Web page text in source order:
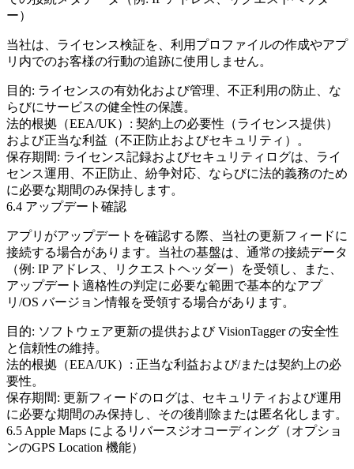
ー）
当社は、ライセンス検証を、利用プロファイルの作成やアプ
リ内でのお客様の行動の追跡に使用しません。
目的: ライセンスの有効化および管理、不正利用の防止、な
らびにサービスの健全性の保護。
法的根拠（EEA/UK）: 契約上の必要性（ライセンス提供）
および正当な利益（不正防止およびセキュリティ）。
保存期間: ライセンス記録およびセキュリティログは、ライ
センス運用、不正防止、紛争対応、ならびに法的義務のため
に必要な期間のみ保持します。
6.4 アップデート確認
アプリがアップデートを確認する際、当社の更新フィードに
接続する場合があります。当社の基盤は、通常の接続データ
（例: IP アドレス、リクエストヘッダー）を受領し、また、
アップデート適格性の判定に必要な範囲で基本的なアプ
リ/OS バージョン情報を受領する場合があります。
目的: ソフトウェア更新の提供および VisionTagger の安全性
と信頼性の維持。
法的根拠（EEA/UK）: 正当な利益および/または契約上の必
要性。
保存期間: 更新フィードのログは、セキュリティおよび運用
に必要な期間のみ保持し、その後削除または匿名化します。
6.5 Apple Maps によるリバースジオコーディング（オプショ
ンのGPS Location 機能）